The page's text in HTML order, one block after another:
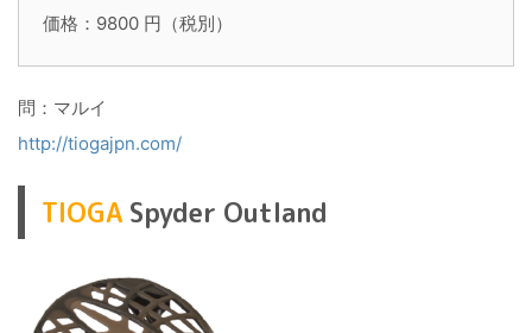
価格：9800 円（税別）
問：マルイ
http://tiogajpn.com/
TIOGA Spyder Outland